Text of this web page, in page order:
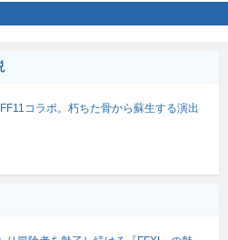
コラボ。朽ちた骨から蘇生する演出